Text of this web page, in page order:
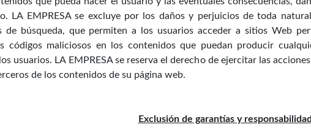
LA EMPRESA se excluye por los daños y perjuicios de toda
de búsqueda, que permiten a los usuarios acceder a sitios Web
códigos maliciosos en los contenidos que puedan producir
usuarios. LA EMPRESA se reserva el derecho de ejercitar las
de los contenidos de su página web.
Exclusión de garantías y responsabilidad